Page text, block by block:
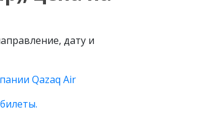
дату и
Qazaq Air